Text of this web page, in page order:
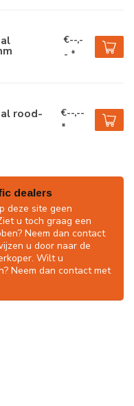
€--,-
- *
rood-
€--,--
*
dealers
deze site geen
u toch graag een
Neem dan contact
u door naar de
Wilt u
Neem dan contact met